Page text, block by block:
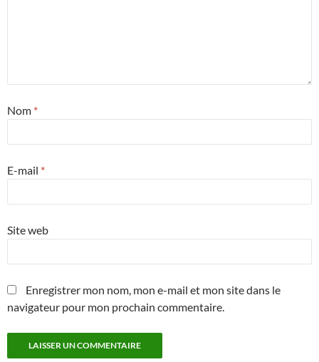
Nom *
E-mail *
Site web
Enregistrer mon nom, mon e-mail et mon site dans le
navigateur pour mon prochain commentaire.